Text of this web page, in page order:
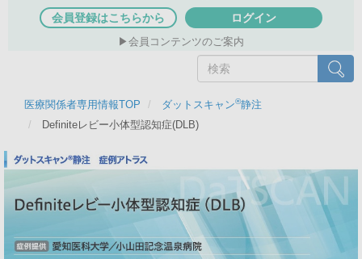
会員登録はこちらから ログイン
会員コンテンツのご案内
索
検索
医療関係者専用情報TOP ダットスキャン®静注
Definiteレビー小体型認知症(DLB)